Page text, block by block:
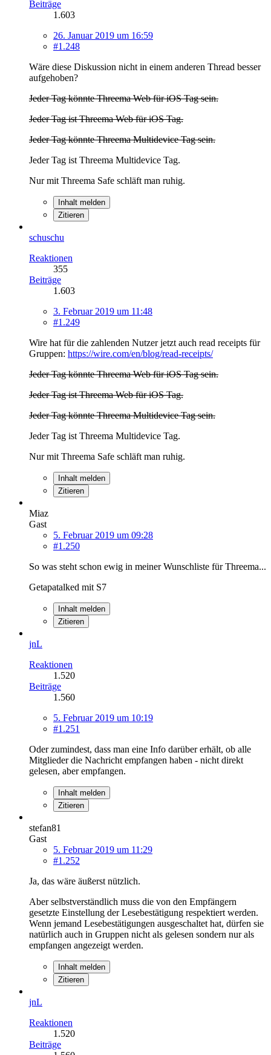
Beiträge
1.603
26. Januar 2019 um 16:59
#1.248
Wäre diese Diskussion nicht in einem anderen Thread besser
aufgehoben?
Jeder Tag könnte Threema Web für iOS Tag sein.
Jeder Tag ist Threema Web für iOS Tag.
Jeder Tag könnte Threema Multidevice Tag sein.
Jeder Tag ist Threema Multidevice Tag.
Nur mit Threema Safe schläft man ruhig.
Inhalt melden
Zitieren
schuschu
Reaktionen
355
Beiträge
1.603
3. Februar 2019 um 11:48
#1.249
Wire hat für die zahlenden Nutzer jetzt auch read receipts für
Gruppen: https://wire.com/en/blog/read-receipts/
Jeder Tag könnte Threema Web für iOS Tag sein.
Jeder Tag ist Threema Web für iOS Tag.
Jeder Tag könnte Threema Multidevice Tag sein.
Jeder Tag ist Threema Multidevice Tag.
Nur mit Threema Safe schläft man ruhig.
Inhalt melden
Zitieren
Miaz
Gast
5. Februar 2019 um 09:28
#1.250
So was steht schon ewig in meiner Wunschliste für Threema...
Getapatalked mit S7
Inhalt melden
Zitieren
jnL
Reaktionen
1.520
Beiträge
1.560
5. Februar 2019 um 10:19
#1.251
Oder zumindest, dass man eine Info darüber erhält, ob alle
Mitglieder die Nachricht empfangen haben - nicht direkt
gelesen, aber empfangen.
Inhalt melden
Zitieren
stefan81
Gast
5. Februar 2019 um 11:29
#1.252
Ja, das wäre äußerst nützlich.
Aber selbstverständlich muss die von den Empfängern
gesetzte Einstellung der Lesebestätigung respektiert werden.
Wenn jemand Lesebestätigungen ausgeschaltet hat, dürfen sie
natürlich auch in Gruppen nicht als gelesen sondern nur als
empfangen angezeigt werden.
Inhalt melden
Zitieren
jnL
Reaktionen
1.520
Beiträge